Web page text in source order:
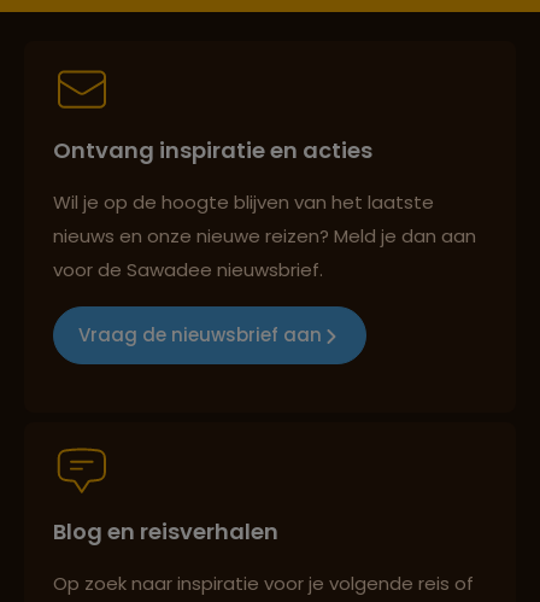
Lees meer over Rocinha
Lees meer over Salvador
Lees meer over São Paulo
Persoonlijk en deskundig reisadvies
Groepsreizen mét indivuele vrijheid
Persoonlijk en deskundig reisadvies
Ontvang inspiratie en acties
Wil je op de hoogte blijven van het laatste
nieuws en onze nieuwe reizen? Meld je dan aan
voor de Sawadee nieuwsbrief.
Vraag de nieuwsbrief aan
Blog en reisverhalen
Op zoek naar inspiratie voor je volgende reis of